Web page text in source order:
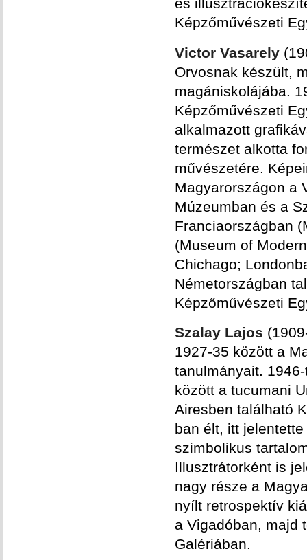
Képzőművészeti
Victor Vasarely
Orvosnak készült,
magániskolájába.
Képzőművészeti
alkalmazott
természet alkotta
művészetére.
Magyarországon a
Múzeumban és a
Franciaországban
(Museum of
Chichago;
Németországban
Képzőművészeti
Szalay Lajos
1927-35 között a
tanulmányait.
között a tucumani
Airesben található
ban élt, itt
szimbolikus
Illusztrátorként is
nagy része a
nyílt retrospektív
a Vigadóban, majd
Galériában.